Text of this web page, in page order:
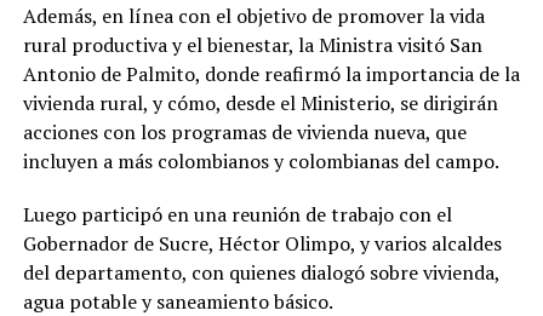
Además, en línea con el objetivo de promover la vida
rural productiva y el bienestar, la Ministra visitó San
Antonio de Palmito, donde reafirmó la importancia de la
vivienda rural, y cómo, desde el Ministerio, se dirigirán
acciones con los programas de vivienda nueva, que
incluyen a más colombianos y colombianas del campo.
Luego participó en una reunión de trabajo con el
Gobernador de Sucre, Héctor Olimpo, y varios alcaldes
del departamento, con quienes dialogó sobre vivienda,
agua potable y saneamiento básico.